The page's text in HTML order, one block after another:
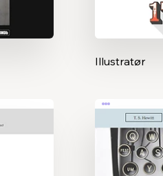
Illustratør